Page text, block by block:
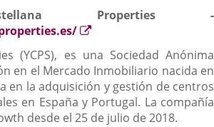
Properties -
Enlace
una
aplicación
externa.
(YCPS), es una Sociedad Anónima
en el Mercado Inmobiliario nacida en
en la adquisición y gestión de centros
en España y Portugal. La compañía
desde el 25 de julio de 2018.